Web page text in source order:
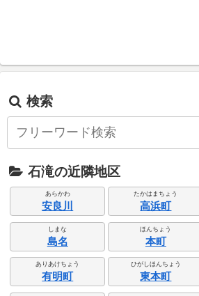
検索
石滝の近隣地区
あらかわ
安良川
たかはまちょう
高浜町
しまな
島名
ほんちょう
本町
ありあけちょう
有明町
ひがしほんちょう
東本町